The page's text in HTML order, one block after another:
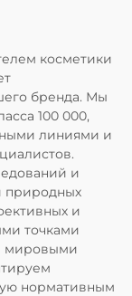
косметики
бренда. Мы
100 000,
линиями и
и
природных
и
точками
мировыми
нормативным